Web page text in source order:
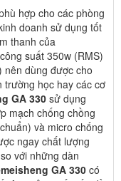
hợp cho các phòng
doanh sử dụng tốt
thanh của
suất 350w (RMS)
nên dùng được cho
học hay các cơ
GA 330 sử dụng
mạch chống chồng
và micro chống
ngay chất lượng
với những dàn
GA 330 có